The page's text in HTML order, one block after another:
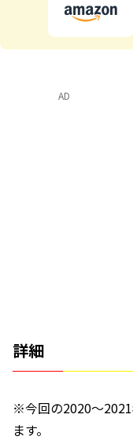
詳細
※今回の2020～
ます。
AD